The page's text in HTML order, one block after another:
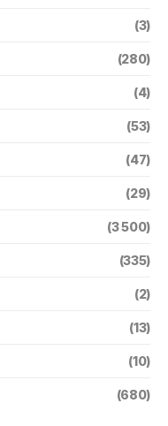
(3)
(280)
(4)
(53)
(47)
(29)
(3 500)
(335)
(2)
(13)
(10)
(680)